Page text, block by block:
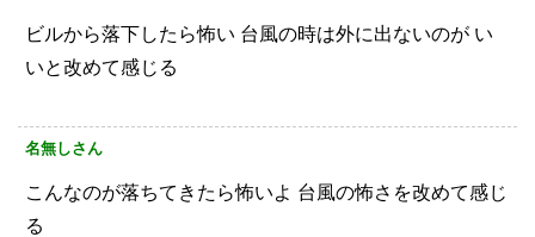
ビルから落下したら怖い 台風の時は外に出ないのが い
いと改めて感じる
名無しさん
こんなのが落ちてきたら怖いよ 台風の怖さを改めて感じ
る